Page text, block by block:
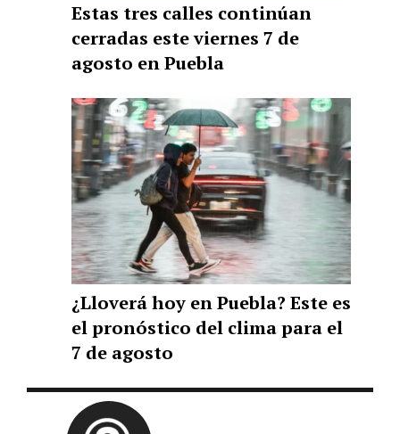
Estas tres calles continúan
cerradas este viernes 7 de
agosto en Puebla
¿Lloverá hoy en Puebla? Este es
el pronóstico del clima para el
7 de agosto